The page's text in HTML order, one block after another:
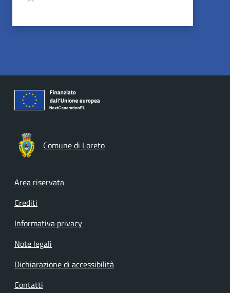
Comune di Loreto
Footer menu
Area riservata
Crediti
Informativa privacy
Note legali
Dichiarazione di accessibilità
Contatti